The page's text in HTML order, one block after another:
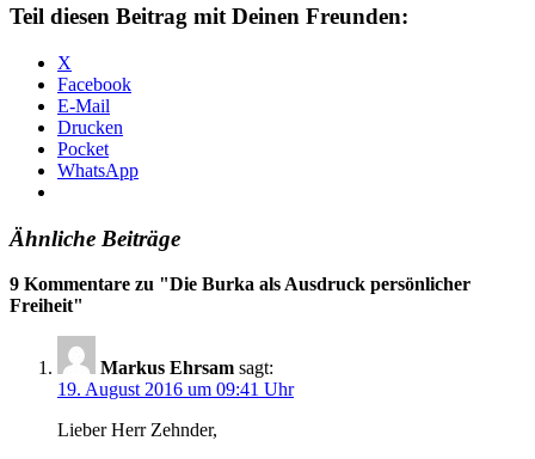
Teil diesen Beitrag mit Deinen Freunden:
X
Facebook
E-Mail
Drucken
Pocket
WhatsApp
Ähnliche Beiträge
9 Kommentare zu "Die Burka als Ausdruck persönlicher
Freiheit"
Markus Ehrsam sagt:
19. August 2016 um 09:41 Uhr
Lieber Herr Zehnder,